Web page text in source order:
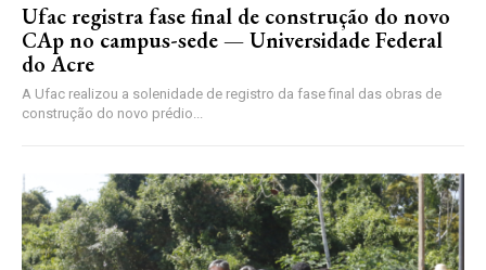
Ufac registra fase final de construção do novo
CAp no campus-sede — Universidade Federal
do Acre
A Ufac realizou a solenidade de registro da fase final das obras de
construção do novo prédio...